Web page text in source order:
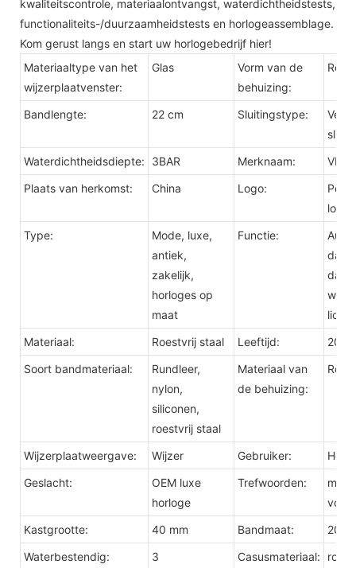
kwaliteitscontrole, materiaalontvangst, waterdichtheidstests,
functionaliteits-/duurzaamheidstests en horlogeassemblage.
Kom gerust langs en start uw horlogebedrijf hier!
Materiaaltype van het
wijzerplaatvenster:
Glas
Vorm van de
behuizing:
Bandlengte: 22 cm Sluitingstype:
Waterdichtheidsdiepte:
3BAR Merknaam:
Plaats van herkomst:
China Logo:
logo
Type:
Mode, luxe,
antiek,
zakelijk,
horloges op
maat
Functie:
dag/
Materiaal:
Roestvrij staal Leeftijd:
2023
Soort bandmateriaal:
Rundleer,
nylon,
siliconen,
roestvrij staal
Materiaal van
de behuizing:
Wijzerplaatweergave: Wijzer Gebruiker:
Geslacht:
OEM luxe
horloge
Trefwoorden:
voor
Kastgrootte:
40 mm Bandmaat:
20
Waterbestendig:
3 Casusmateriaal: